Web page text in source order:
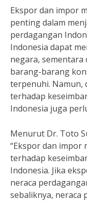
Ekspor dan impor
penting dalam
perdagangan
Indonesia dapat
negara,
barang-barang
terpenuhi. Namun,
terhadap
Indonesia juga
Menurut Dr. Toto
“Ekspor dan impor
terhadap
Indonesia. Jika
neraca
sebaliknya, neraca